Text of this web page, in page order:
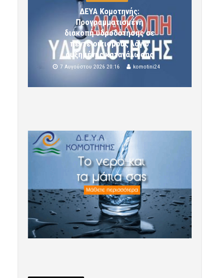
ΔΕΥΑ Κομοτηνής:
Προγραμματισμένη
διακοπή υδροδότησης σε
πέντε οικισμούς λόγω
αυξημένης κατανάλωσης
7 Αυγούστου 2026 20:16 komotini24